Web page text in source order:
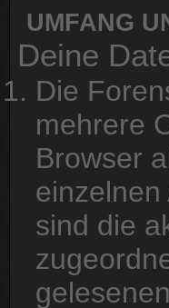
UMFANG
Deine
Die
mehrere
Browser
sind die